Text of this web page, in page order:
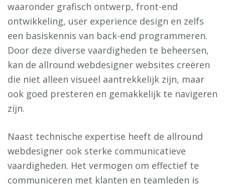
waaronder grafisch ontwerp, front-end
ontwikkeling, user experience design en zelfs
een basiskennis van back-end programmeren.
Door deze diverse vaardigheden te beheersen,
kan de allround webdesigner websites creëren
die niet alleen visueel aantrekkelijk zijn, maar
ook goed presteren en gemakkelijk te navigeren
zijn.
Naast technische expertise heeft de allround
webdesigner ook sterke communicatieve
vaardigheden. Het vermogen om effectief te
communiceren met klanten en teamleden is